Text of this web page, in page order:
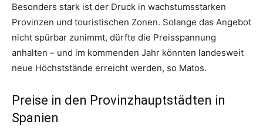
Besonders stark ist der Druck in wachstumsstarken
Provinzen und touristischen Zonen. Solange das Angebot
nicht spürbar zunimmt, dürfte die Preisspannung
anhalten – und im kommenden Jahr könnten landesweit
neue Höchststände erreicht werden, so Matos.
Preise in den Provinzhauptstädten in
Spanien